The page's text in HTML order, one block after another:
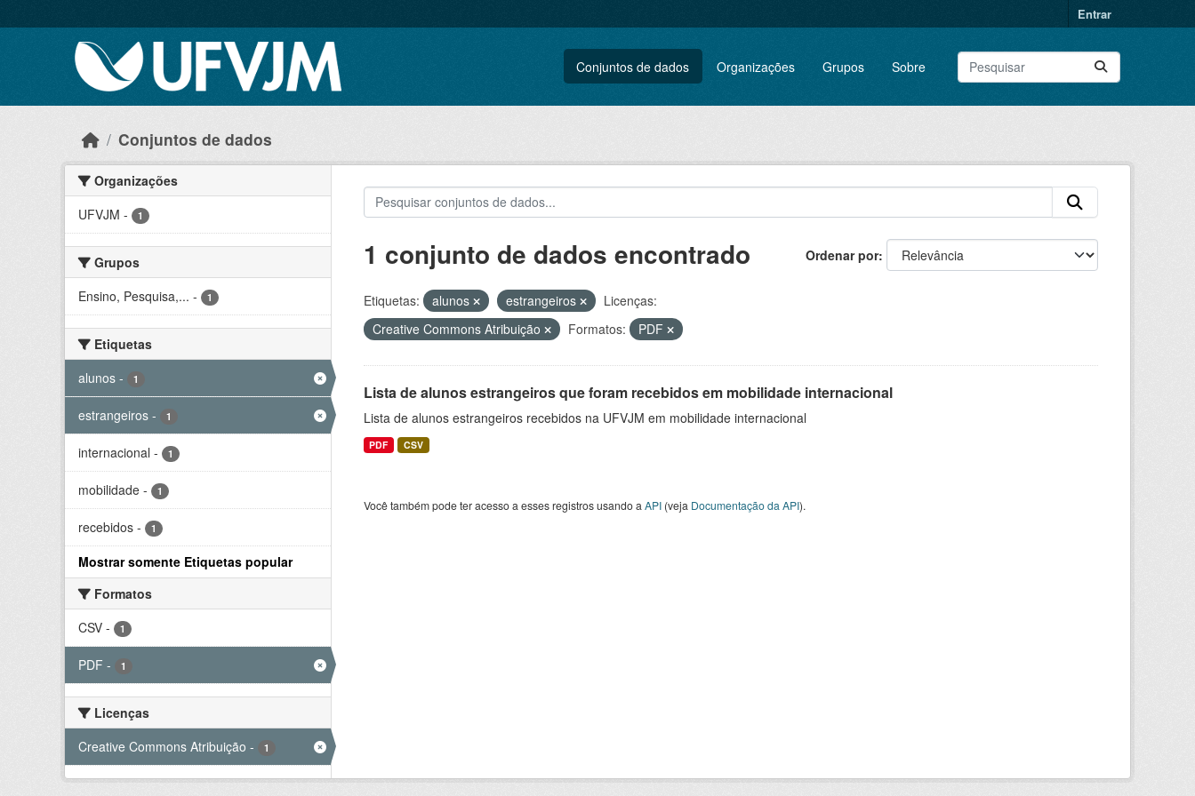
Entrar
Conjuntos de dados Organizações Grupos Sobre
Conjuntos de dados
Organizações
UFVJM - 1
Grupos
Ensino, Pesquisa,... - 1
Etiquetas
alunos - 1
estrangeiros - 1
internacional - 1
mobilidade - 1
recebidos - 1
Mostrar somente Etiquetas popular
Formatos
CSV - 1
PDF - 1
Licenças
Creative Commons Atribuição - 1
Ordenar por
1 conjunto de dados encontrado
Etiquetas: alunos estrangeiros
Licenças:
Creative Commons Atribuição
Formatos: PDF
Lista de alunos estrangeiros que foram recebidos em mobilidade internacional
Lista de alunos estrangeiros recebidos na UFVJM em mobilidade internacional
PDF CSV
Você também pode ter acesso a esses registros usando a API(veja Documentação da API).